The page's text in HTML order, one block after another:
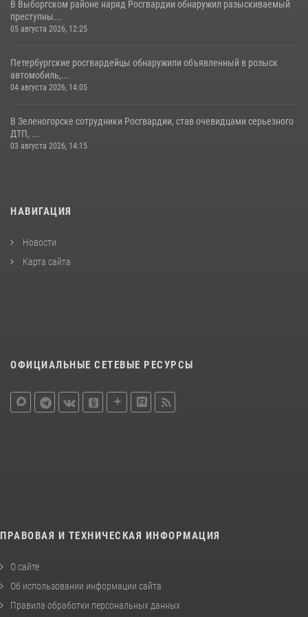
В Выборгском районе наряд Росгвардии обнаружил разыскиваемый
преступны...
05 августа 2026, 12:25
Петербургские росгвардейцы обнаружили объявленный в розыск
автомобиль,...
04 августа 2026, 14:05
В Зеленогорске сотрудники Росгвардии, став очевидцами серьезного
ДТП, ...
03 августа 2026, 14:15
НАВИГАЦИЯ
Новости
Карта сайта
ОФИЦИАЛЬНЫЕ СЕТЕВЫЕ РЕСУРСЫ
ПРАВОВАЯ И ТЕХНИЧЕСКАЯ ИНФОРМАЦИЯ
О сайте
Об использовании информации сайта
Правила обработки персональных данных